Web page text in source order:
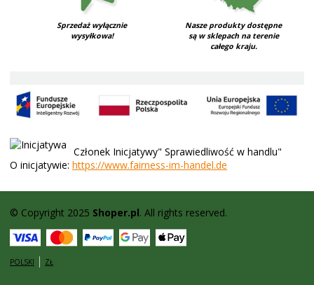
Sprzedaż wyłącznie
wysyłkowa!
Nasze produkty dostępne
są w sklepach na terenie
całego kraju.
Członek Inicjatywy" Sprawiedliwość w handlu"
O inicjatywie: https://www.fairness-im-handel.de
© Copyright 2025 Shoper.pl. All rights reserved.
POLSKI ZŁ